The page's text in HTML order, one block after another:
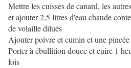
Mettre les cuisses de canard, les
et ajouter 2,5 litres d'eau chaude
de volaille dilués
Ajouter poivre et cumin et une pincée
Porter à ébullition douce et cuire 1
fois